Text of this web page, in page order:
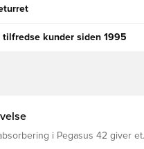
tilfredse kunder siden 1995
i Pegasus 42 giver et